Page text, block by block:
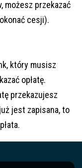
możesz przekazać
cesji).
który musisz
opłatę.
przekazujesz
jest zapisana, to